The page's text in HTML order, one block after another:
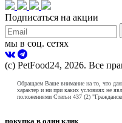
Подписаться на акции
мы в соц. сетях
(с) PetFood24, 2026. Все
Обращаем Ваше внимание на то, что
характер и ни при каких условиях не
положениями Статьи 437 (2)
покупка в один клик